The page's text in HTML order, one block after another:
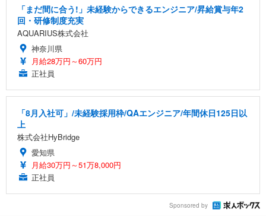
「まだ間に合う!」未経験からできるエンジニア/昇給賞与年2
回・研修制度充実
AQUARIUS株式会社
神奈川県
月給28万円～60万円
正社員
「8月入社可」/未経験採用枠/QAエンジニア/年間休日125日以
上
株式会社HyBridge
愛知県
月給30万円～51万8,000円
正社員
Sponsored by